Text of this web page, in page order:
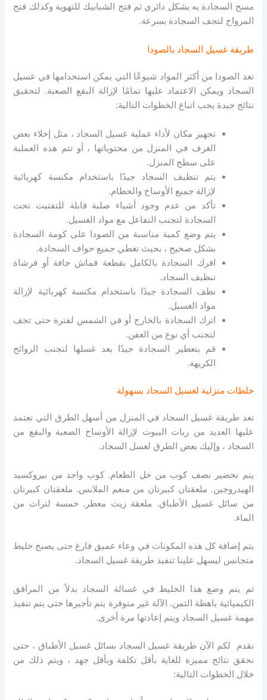
مسح السجادة به بشكل دائري ثم فتح الشبابيك للتهوية وكذلك فتح
المرواح لتجف السجادة بسرعة.
طريقة غسيل السجاد بالصودا
تعد الصودا من أكثر المواد شيوعًا التي يمكن استخدامها في غسيل
السجاد ويمكن الاعتماد عليها تمامًا لإزالة البقع الصعبة. لتحقيق
نتائج جيدة يجب اتباع الخطوات التالية:
تجهيز مكان لأداء عملية غسيل السجاد ، مثل إخلاء بعض
الغرف في المنزل من محتوياتها ، أو تتم هذه العملية
على سطح المنزل.
يتم تنظيف السجاد جيدًا باستخدام مكنسة كهربائية
لإزالة جميع الأوساخ والحطام.
تأكد من عدم وجود أشياء صلبة قابلة للتفتيت تحت
السجادة لتجنب التفاعل مع مواد الغسيل.
يتم وضع كمية مناسبة من الصودا على كومة السجادة
بشكل صحيح ، بحيث تغطي جميع حواف السجادة.
افرك السجادة بالكامل بقطعة قماش جافة أو فرشاة
تنظيف السجاد.
نظف السجادة جيدًا باستخدام مكنسة كهربائية لإزالة
مواد الغسيل.
اترك السجادة بالخارج أو في الشمس لفترة حتى تجف
لتجنب أي نوع من العفن.
قم بتعطير السجادة جيدًا بعد غسلها لتجنب الروائح
الكريهة.
خلطات منزلية لغسيل السجاد بسهولة
تعد طريقة غسيل السجاد في المنزل من أسهل الطرق التي تعتمد
عليها العديد من ربات البيوت لإزالة الأوساخ الصعبة والبقع من
السجاد ، وإليك بعض الطرق لغسل السجاد.
يتم تحضير نصف كوب من خل الطعام. كوب واحد من بيروكسيد
الهيدروجين. ملعقتان كبيرتان من منعم الملابس. ملعقتان كبيرتان
من سائل غسيل الأطباق. ملعقة زيت معطر. خمسة لترات من
الماء.
يتم إضافة كل هذه المكونات في وعاء عميق فارغ حتى يصبح خليط
متجانس ليسهل علينا تنفيذ طريقة غسيل السجاد.
ثم يتم وضع هذا الخليط في غسالة السجاد بدلاً من المرافق
الكيميائية باهظة الثمن. الآلة غير متوفرة يتم تأجيرها حتى يتم تنفيذ
مهمة غسيل السجاد ويتم إعادتها مرة أخرى.
نقدم لكم الآن طريقة غسيل السجاد بسائل غسيل الأطباق ، حتى
نحقق نتائج مميزة للغاية بأقل تكلفة وبأقل جهد ، ويتم ذلك من
خلال الخطوات التالية: